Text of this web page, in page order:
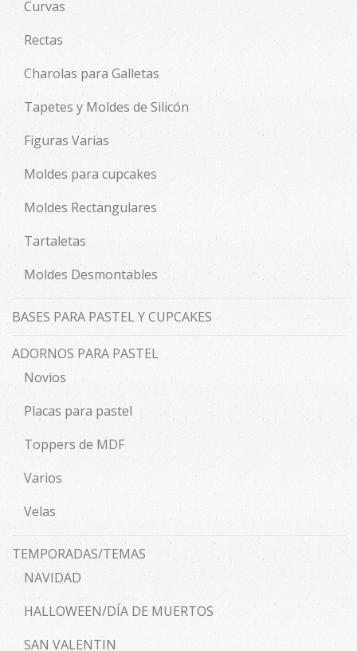
Curvas
Rectas
Charolas para Galletas
Tapetes y Moldes de Silicón
Figuras Varias
Moldes para cupcakes
Moldes Rectangulares
Tartaletas
Moldes Desmontables
BASES PARA PASTEL Y CUPCAKES
ADORNOS PARA PASTEL
Novios
Placas para pastel
Toppers de MDF
Varios
Velas
TEMPORADAS/TEMAS
NAVIDAD
HALLOWEEN/DÍA DE MUERTOS
SAN VALENTIN